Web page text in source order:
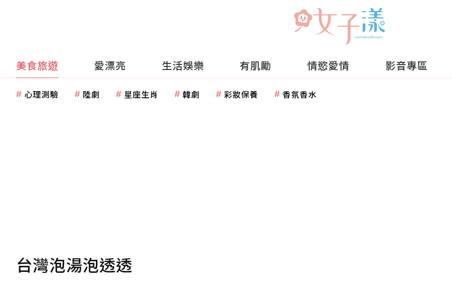
美食旅遊 愛漂亮 生活娛樂 有肌勵 情慾愛情 影音專區
心理測驗 陸劇 星座生肖 韓劇 彩妝保養 香氛香水
台灣泡湯泡透透